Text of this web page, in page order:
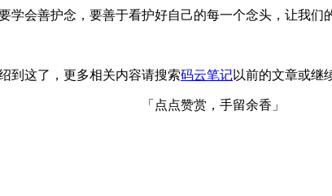
会善护念，要善于看护好自己的每一个念头，让我们
到这了，更多相关内容请搜索码云笔记以前的文章或继
「点点赞赏，手留余香」